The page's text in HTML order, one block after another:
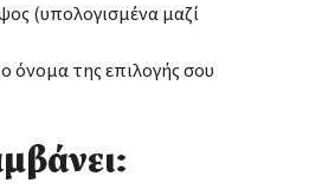
(υπολογισμένα μαζί
της επιλογής σου